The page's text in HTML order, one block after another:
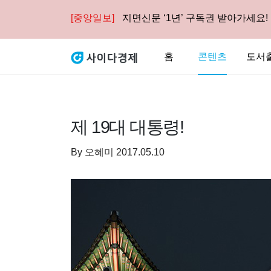
[중앙일보] 지면신문 ‘1년’ 구독권 받아가세요!
홈 콘텐츠 도서
제 19대 대통령!
By 오혜미 2017.05.10